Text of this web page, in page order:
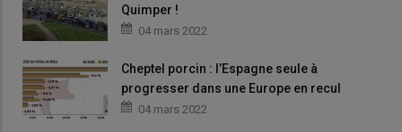
Quimper !
04 mars 2022
Cheptel porcin : l’Espagne seule à
progresser dans une Europe en recul
04 mars 2022